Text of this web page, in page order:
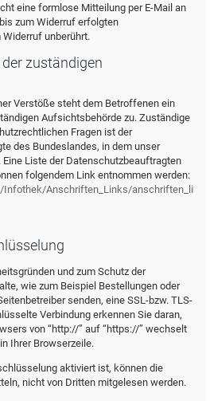
eine formlose Mitteilung per E-Mail an
zum Widerruf erfolgten
unberührt.
zuständigen
Verstöße steht dem Betroffenen ein
Aufsichtsbehörde zu. Zuständige
Fragen ist der
des Bundeslandes, in dem unser
Eine Liste der Datenschutzbeauftragten
folgendem Link entnommen werden:
Infothek/Anschriften_Links/
und zum Schutz der
wie zum Beispiel Bestellungen oder
senden, eine SSL-bzw. TLS-
Verbindung erkennen Sie daran,
von “http://” auf “https://” wechselt
Ihrer Browserzeile.
aktiviert ist, können die
nicht von Dritten mitgelesen werden.